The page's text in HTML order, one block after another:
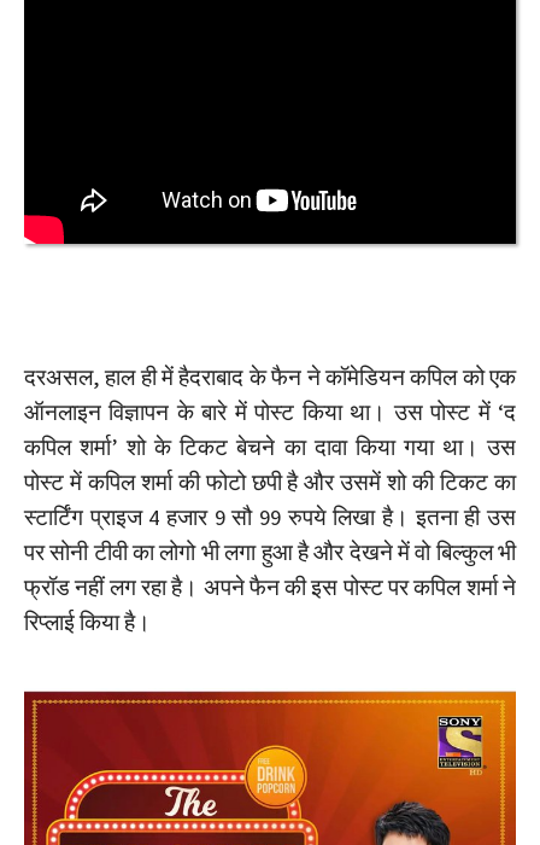
दरअसल, हाल ही में हैदराबाद के फैन ने कॉमेडियन कपिल को एक
ऑनलाइन विज्ञापन के बारे में पोस्ट किया था। उस पोस्ट में ‘द
कपिल शर्मा’ शो के टिकट बेचने का दावा किया गया था। उस
पोस्ट में कपिल शर्मा की फोटो छपी है और उसमें शो की टिकट का
स्टार्टिंग प्राइज 4 हजार 9 सौ 99 रुपये लिखा है। इतना ही उस
पर सोनी टीवी का लोगो भी लगा हुआ है और देखने में वो बिल्कुल भी
फ्रॉड नहीं लग रहा है। अपने फैन की इस पोस्ट पर कपिल शर्मा ने
रिप्लाई किया है।